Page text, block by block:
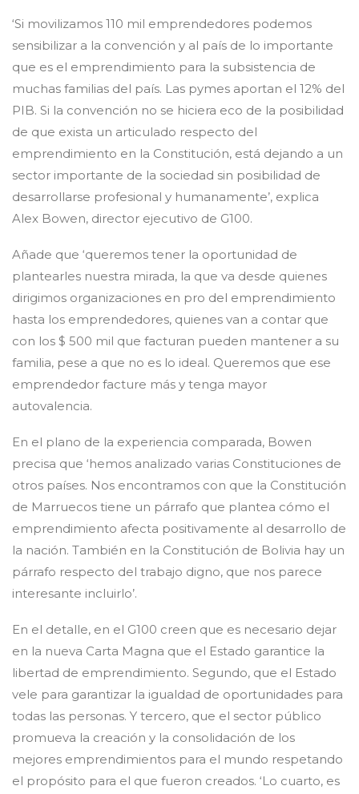
‘Si movilizamos 110 mil emprendedores podemos
sensibilizar a la convención y al país de lo importante
que es el emprendimiento para la subsistencia de
muchas familias del país. Las pymes aportan el 12% del
PIB. Si la convención no se hiciera eco de la posibilidad
de que exista un articulado respecto del
emprendimiento en la Constitución, está dejando a un
sector importante de la sociedad sin posibilidad de
desarrollarse profesional y humanamente’, explica
Alex Bowen, director ejecutivo de G100.
Añade que ‘queremos tener la oportunidad de
plantearles nuestra mirada, la que va desde quienes
dirigimos organizaciones en pro del emprendimiento
hasta los emprendedores, quienes van a contar que
con los $ 500 mil que facturan pueden mantener a su
familia, pese a que no es lo ideal. Queremos que ese
emprendedor facture más y tenga mayor
autovalencia.
En el plano de la experiencia comparada, Bowen
precisa que ‘hemos analizado varias Constituciones de
otros países. Nos encontramos con que la Constitución
de Marruecos tiene un párrafo que plantea cómo el
emprendimiento afecta positivamente al desarrollo de
la nación. También en la Constitución de Bolivia hay un
párrafo respecto del trabajo digno, que nos parece
interesante incluirlo’.
En el detalle, en el G100 creen que es necesario dejar
en la nueva Carta Magna que el Estado garantice la
libertad de emprendimiento. Segundo, que el Estado
vele para garantizar la igualdad de oportunidades para
todas las personas. Y tercero, que el sector público
promueva la creación y la consolidación de los
mejores emprendimientos para el mundo respetando
el propósito para el que fueron creados. ‘Lo cuarto, es